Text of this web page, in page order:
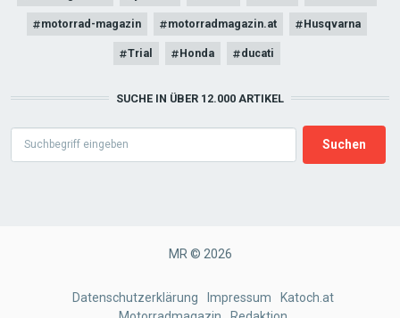
motorrad-magazin motorradmagazin.at Husqvarna
Trial Honda ducati
SUCHE IN ÜBER 12.000 ARTIKEL
MR © 2026
Datenschutzerklärung Impressum
Katoch.at